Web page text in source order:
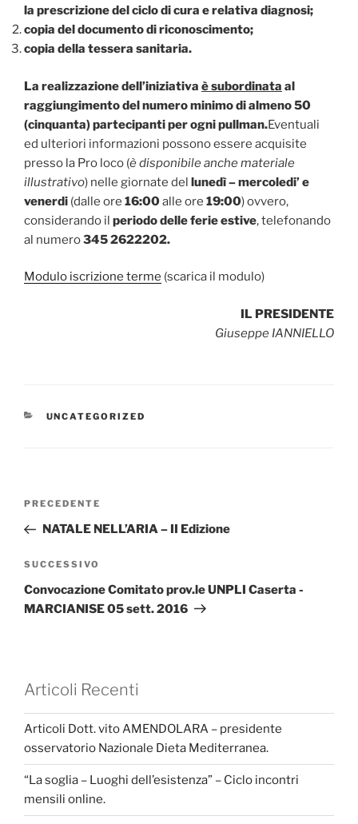
la prescrizione del ciclo di cura e relativa diagnosi;
copia del documento di riconoscimento;
copia della tessera sanitaria.
La realizzazione dell’iniziativa è subordinata al
raggiungimento del numero minimo di almeno50
(cinquanta) partecipanti per ogni pullman.Eventuali
ed ulteriori informazioni possono essere acquisite
presso la Pro loco (è disponibile anche materiale
illustrativo) nelle giornate del lunedì – mercoledi’ e
venerdi (dalle ore 16:00alle ore 19:00) ovvero,
considerando il periodo delle ferie estive, telefonando
al numero345 2622202.
Modulo iscrizione terme (scarica il modulo)
IL PRESIDENTE
Giuseppe IANNIELLO
CATEGORIE
UNCATEGORIZED
Navigazione
Articolo
precedente:
PRECEDENTE
NATALE NELL’ARIA – II Edizione
Articolo
successivo
SUCCESSIVO
Convocazione Comitato prov.le UNPLI Caserta -
MARCIANISE 05 sett. 2016
Articoli Recenti
Articoli Dott. vito AMENDOLARA – presidente
osservatorio Nazionale Dieta Mediterranea.
“La soglia – Luoghi dell’esistenza” – Ciclo incontri
mensili online.